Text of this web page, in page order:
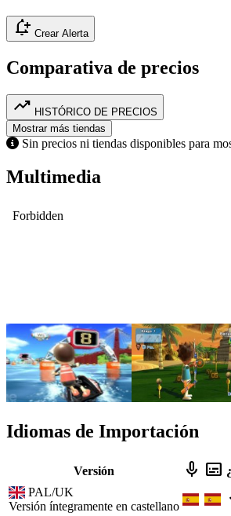
notification_add Crear Alerta
Comparativa de precios
trending_up HISTÓRICO DE PRECIOS
Mostrar más tiendas
Sin precios ni tiendas disponibles para
Multimedia
Idiomas de Importación
Versión mic subtitles
PAL/UK
Versión íntegramente en castellano